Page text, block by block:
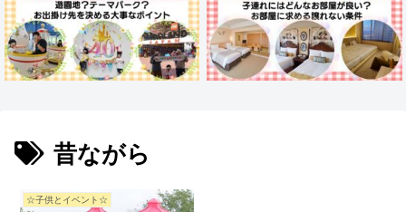
昔ながら
☆子供とイベント☆